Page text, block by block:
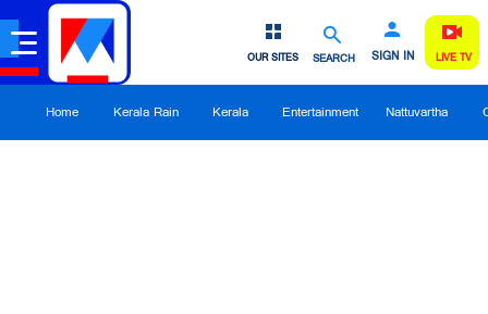
SEARCH SIGN IN
OUR SITES LIVE TV
Home Kerala Rain Kerala Entertainment Nattuvartha